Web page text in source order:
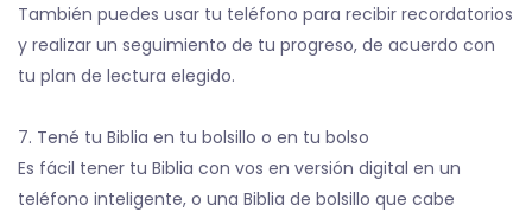
También puedes usar tu teléfono para recibir recordatorios
y realizar un seguimiento de tu progreso, de acuerdo con
tu plan de lectura elegido.
7. Tené tu Biblia en tu bolsillo o en tu bolso
Es fácil tener tu Biblia con vos en versión digital en un
teléfono inteligente, o una Biblia de bolsillo que cabe